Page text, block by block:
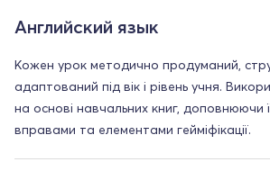
Английский язык
Кожен урок методично продуманий,
адаптований під вік і рівень учня.
на основі навчальних книг, доповнюючи
вправами та елементами гейміфікації.